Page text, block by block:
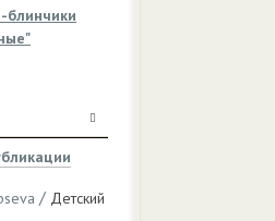
блинчики
/ Детский